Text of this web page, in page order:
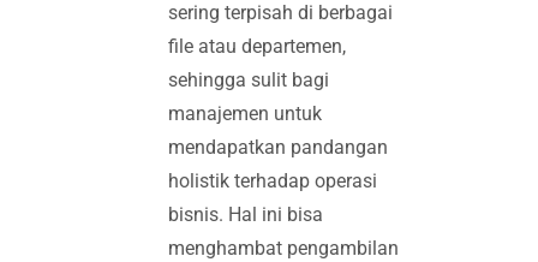
sering terpisah di berbagai
file atau departemen,
sehingga sulit bagi
manajemen untuk
mendapatkan pandangan
holistik terhadap operasi
bisnis. Hal ini bisa
menghambat pengambilan